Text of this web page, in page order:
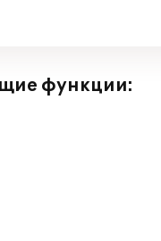
функции: